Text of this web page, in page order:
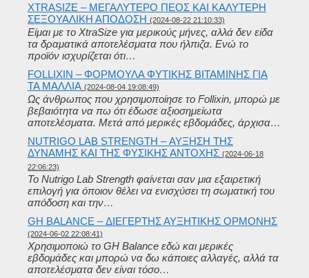
XTRASIZE – ΜΕΓΑΛΎΤΕΡΟ ΠΈΟΣ ΚΑΙ ΚΑΛΎΤΕΡΗ
ΣΕΞΟΥΑΛΙΚΉ ΑΠΌΔΟΣΗ (2024-08-22 21:10:33)
Είμαι με το XtraSize για μερικούς μήνες, αλλά δεν είδα
τα δραματικά αποτελέσματα που ήλπιζα. Ενώ το
προϊόν ισχυρίζεται ότι…
FOLLIXIN – ΦΌΡΜΟΥΛΑ ΦΥΤΙΚΉΣ ΒΙΤΑΜΊΝΗΣ ΓΙΑ
ΤΑ ΜΑΛΛΙΆ (2024-08-04 19:08:49)
Ως άνθρωπος που χρησιμοποίησε το Follixin, μπορώ με
βεβαιότητα να πω ότι έδωσε αξιοσημείωτα
αποτελέσματα. Μετά από μερικές εβδομάδες, άρχισα…
NUTRIGO LAB STRENGTH – ΑΎΞΗΣΗ ΤΗΣ
ΔΎΝΑΜΗΣ ΚΑΙ ΤΗΣ ΦΥΣΙΚΉΣ ΑΝΤΟΧΉΣ (2024-06-18
22:06:23)
Το Nutrigo Lab Strength φαίνεται σαν μια εξαιρετική
επιλογή για όποιον θέλει να ενισχύσει τη σωματική του
απόδοση και την…
GH BALANCE – ΔΙΕΓΕΡΤΉΣ ΑΥΞΗΤΙΚΉΣ ΟΡΜΌΝΗΣ
(2024-06-02 22:08:41)
Χρησιμοποιώ το GH Balance εδώ και μερικές
εβδομάδες και μπορώ να δω κάποιες αλλαγές, αλλά τα
αποτελέσματα δεν είναι τόσο…